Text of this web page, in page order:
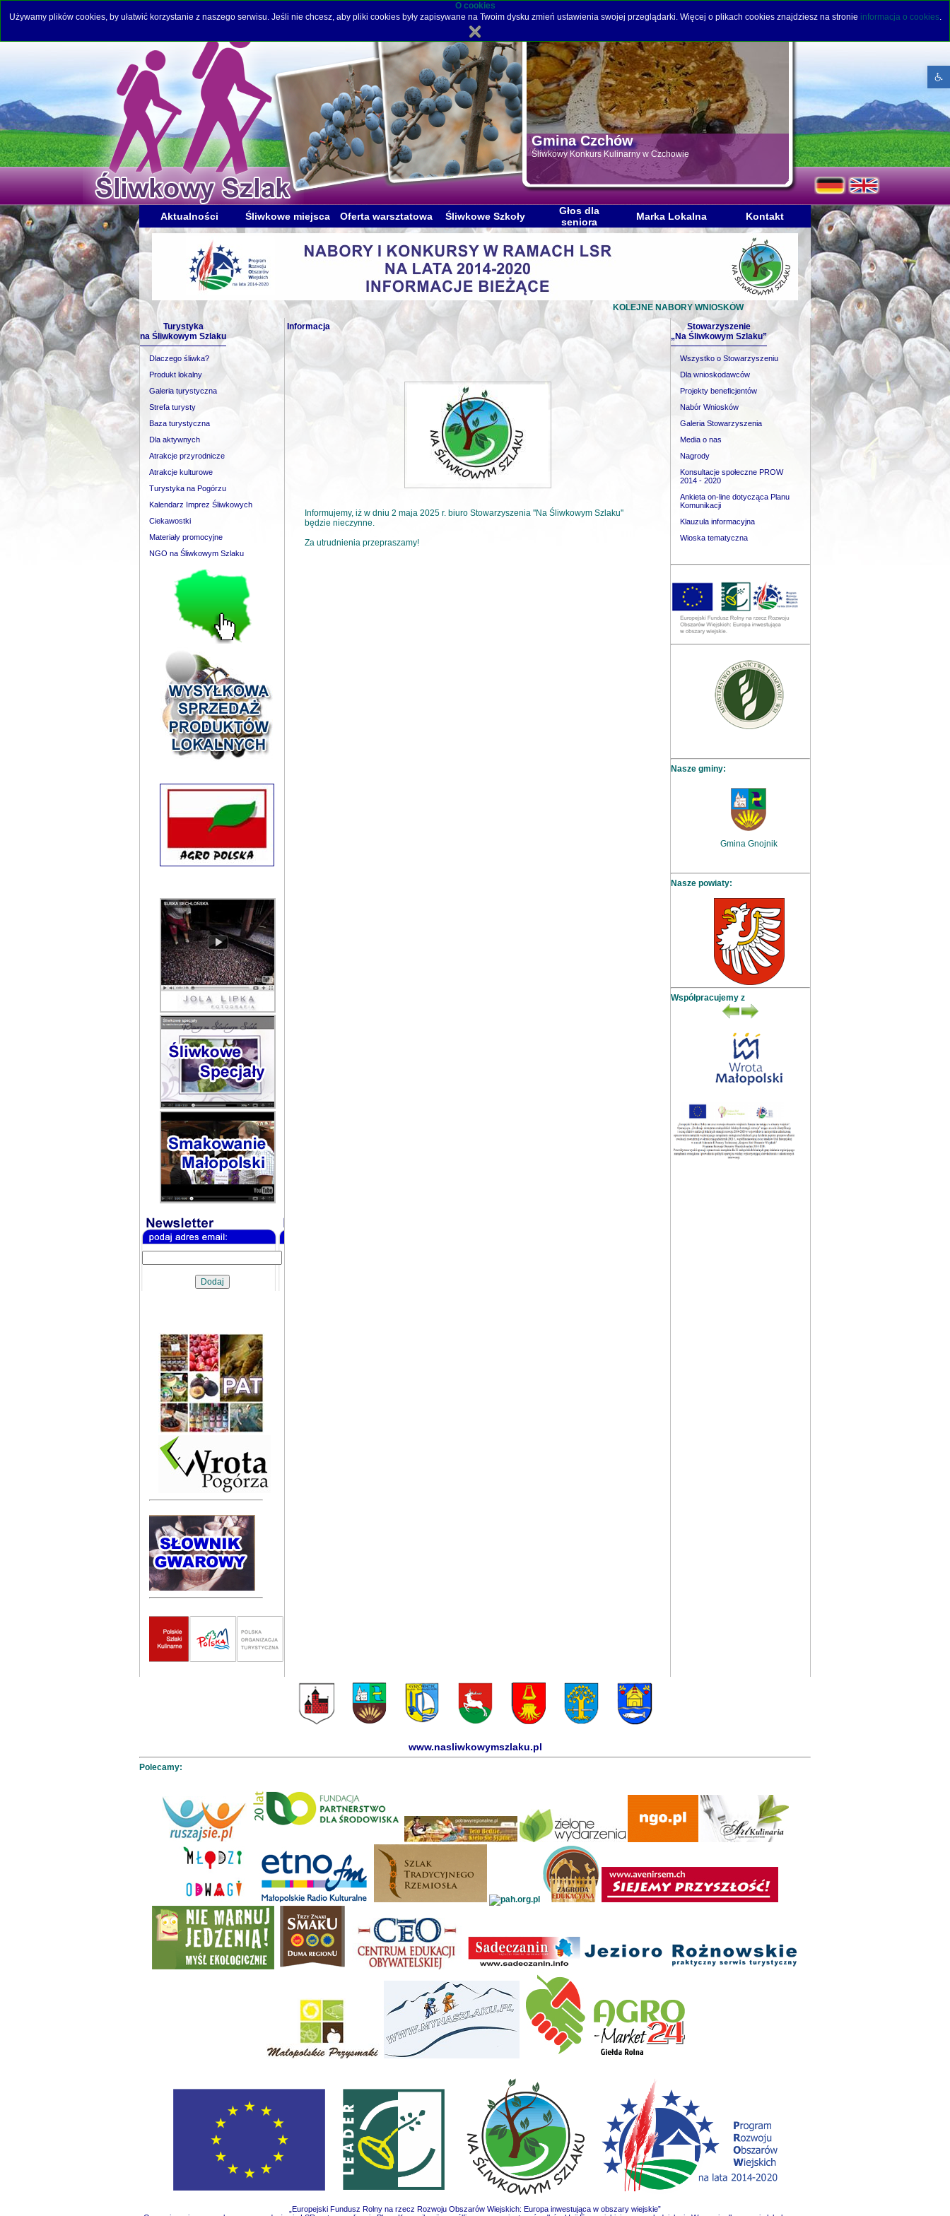
Open
O cookies
Używamy plików cookies, by ułatwić korzystanie z naszego serwisu. Jeśli nie chcesz, aby pliki cookies były zapisywane na Twoim dysku zmień ustawienia swojej przeglądarki. Więcej o plikach cookies znajdziesz na stronie informacja o cookies.
Gmina Czchów
Śliwkowy Konkurs Kulinarny w Czchowie
Aktualności Śliwkowe miejsca Oferta warsztatowa Śliwkowe Szkoły
Głos dla
seniora
Marka Lokalna Kontakt
KOLEJNE NABORY WNIOSKÓW
Turystyka
na Śliwkowym Szlaku
Dlaczego śliwka?
Produkt lokalny
Galeria turystyczna
Strefa turysty
Baza turystyczna
Dla aktywnych
Atrakcje przyrodnicze
Atrakcje kulturowe
Turystyka na Pogórzu
Kalendarz Imprez Śliwkowych
Ciekawostki
Materiały promocyjne
NGO na Śliwkowym Szlaku
Informacja
Informujemy, iż w dniu 2 maja 2025 r. biuro Stowarzyszenia ''Na Śliwkowym Szlaku''
będzie nieczynne.
Za utrudnienia przepraszamy!
Stowarzyszenie
„Na Śliwkowym Szlaku”
Wszystko o Stowarzyszeniu
Dla wnioskodawców
Projekty beneficjentów
Nabór Wniosków
Galeria Stowarzyszenia
Media o nas
Nagrody
Konsultacje społeczne PROW
2014 - 2020
Ankieta on-line dotycząca Planu
Komunikacji
Klauzula informacyjna
Wioska tematyczna
Nasze gminy:
Gmina Gnojnik
Nasze powiaty:
Współpracujemy z
www.nasliwkowymszlaku.pl
Polecamy:
„Europejski Fundusz Rolny na rzecz Rozwoju Obszarów Wiejskich: Europa inwestująca w obszary wiejskie”